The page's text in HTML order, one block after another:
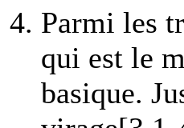
Parmi les
qui est le
basique.